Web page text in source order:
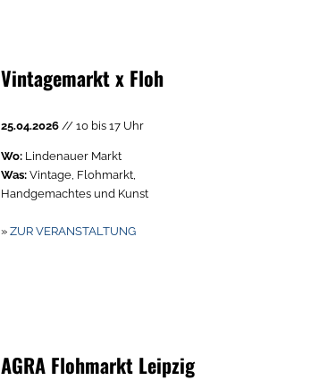
Vintagemarkt x Floh
25.04.2026 // 10 bis 17 Uhr
Wo: Lindenauer Markt
Was: Vintage, Flohmarkt,
Handgemachtes und Kunst
» ZUR VERANSTALTUNG
AGRA Flohmarkt Leipzig